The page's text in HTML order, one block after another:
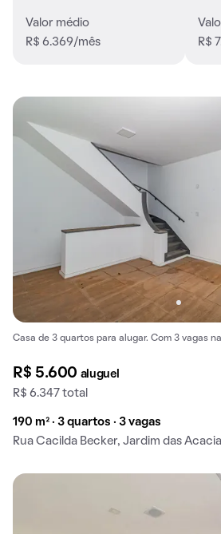
Valor médio
R$ 6.369/mês
R$
Casa de 3 quartos para alugar. Com 3 vagas
R$ 5.600 aluguel
R$ 6.347 total
190 m² · 3 quartos · 3 vagas
Rua Cacilda Becker, Jardim das